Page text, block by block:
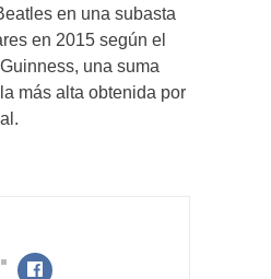
en una subasta
en 2015 según el
una suma
más alta obtenida por